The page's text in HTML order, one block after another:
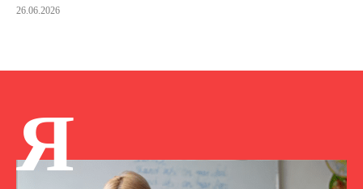
26.06.2026
Я